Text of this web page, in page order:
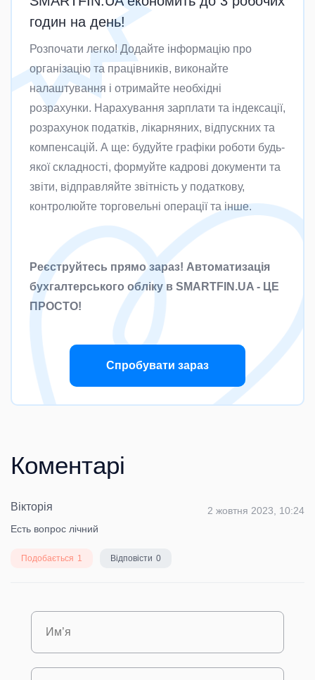
годин на день!
Розпочати легко! Додайте інформацію про
організацію та працівників, виконайте
налаштування і отримайте необхідні
розрахунки. Нарахування зарплати та індексації,
розрахунок податків, лікарняних, відпускних та
компенсацій. А ще: будуйте графіки роботи будь-
якої складності, формуйте кадрові документи та
звіти, відправляйте звітність у податкову,
контролюйте торговельні операції та інше.
Реєструйтесь прямо зараз! Автоматизація
бухгалтерського обліку в SMARTFIN.UA - ЦЕ
ПРОСТО!
Спробувати зараз
Коментарі
Вікторія
2 жовтня 2023, 10:24
Есть вопрос лічний
Подобається 1 Відповісти 0